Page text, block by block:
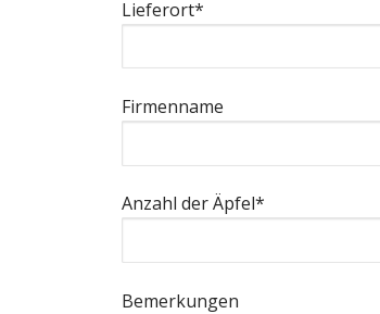
Lieferort*
Firmenname
Anzahl der Äpfel*
Bemerkungen